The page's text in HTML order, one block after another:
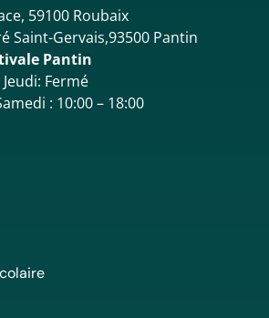
59100 Roubaix
Saint-Gervais,93500 Pantin
Pantin
Fermé
: 10:00 – 18:00